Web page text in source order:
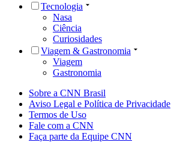
Tecnologia
Nasa
Ciência
Curiosidades
Viagem & Gastronomia
Viagem
Gastronomia
Sobre a CNN Brasil
Aviso Legal e Política de Privacidade
Termos de Uso
Fale com a CNN
Faça parte da Equipe CNN